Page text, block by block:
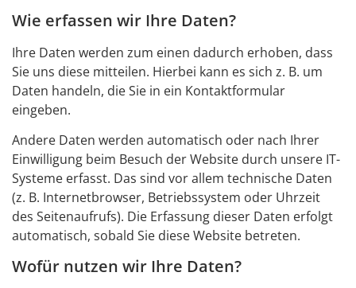
Wie erfassen wir Ihre Daten?
Ihre Daten werden zum einen dadurch erhoben, dass
Sie uns diese mitteilen. Hierbei kann es sich z. B. um
Daten handeln, die Sie in ein Kontaktformular
eingeben.
Andere Daten werden automatisch oder nach Ihrer
Einwilligung beim Besuch der Website durch unsere IT-
Systeme erfasst. Das sind vor allem technische Daten
(z. B. Internetbrowser, Betriebssystem oder Uhrzeit
des Seitenaufrufs). Die Erfassung dieser Daten erfolgt
automatisch, sobald Sie diese Website betreten.
Wofür nutzen wir Ihre Daten?